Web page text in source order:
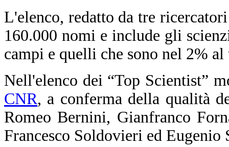
L'elenco, redatto da tre
160.000 nomi e include gli
campi e quelli che sono nel 2%
Nell'elenco dei “Top Scientist”
CNR, a conferma della qualità
Romeo Bernini, Gianfranco
Francesco Soldovieri ed Eugenio